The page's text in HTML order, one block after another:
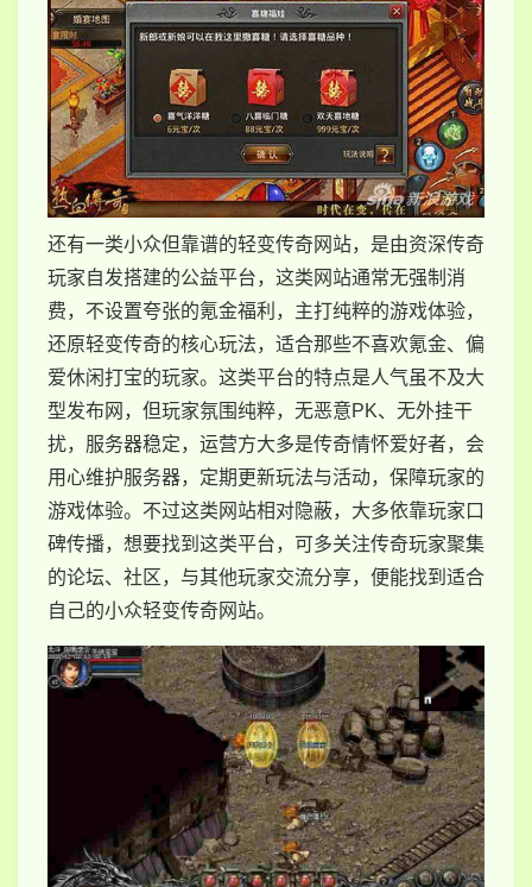
还有一类小众但靠谱的轻变传奇网站，是由资深传奇
玩家自发搭建的公益平台，这类网站通常无强制消
费，不设置夸张的氪金福利，主打纯粹的游戏体验，
还原轻变传奇的核心玩法，适合那些不喜欢氪金、偏
爱休闲打宝的玩家。这类平台的特点是人气虽不及大
型发布网，但玩家氛围纯粹，无恶意PK、无外挂干
扰，服务器稳定，运营方大多是传奇情怀爱好者，会
用心维护服务器，定期更新玩法与活动，保障玩家的
游戏体验。不过这类网站相对隐蔽，大多依靠玩家口
碑传播，想要找到这类平台，可多关注传奇玩家聚集
的论坛、社区，与其他玩家交流分享，便能找到适合
自己的小众轻变传奇网站。